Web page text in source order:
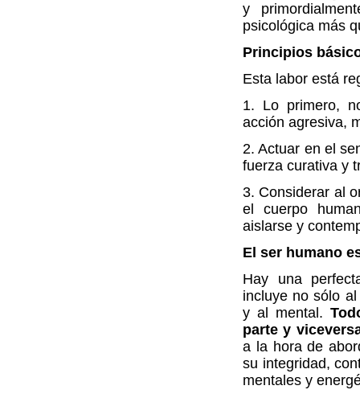
y
psicológica más
Principios
Esta labor está
1. Lo primero,
acción agresiva,
2. Actuar en el
fuerza curativa y
3. Considerar al
el cuerpo
aislarse y
El ser humano
Hay una
incluye no sólo
y al mental.
parte y
a la hora de
su integridad,
mentales y